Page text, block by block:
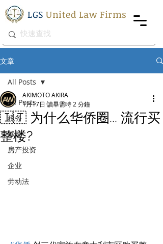
LGSUnited Law Firms
文章
All Posts
税务
移民
房产投资
企业
劳动法
All Posts
🇮🇹 为什么华侨圈... 流行买
整楼?
AKIMOTO AKIRA
1月17日 讀畢需時 2 分鐘